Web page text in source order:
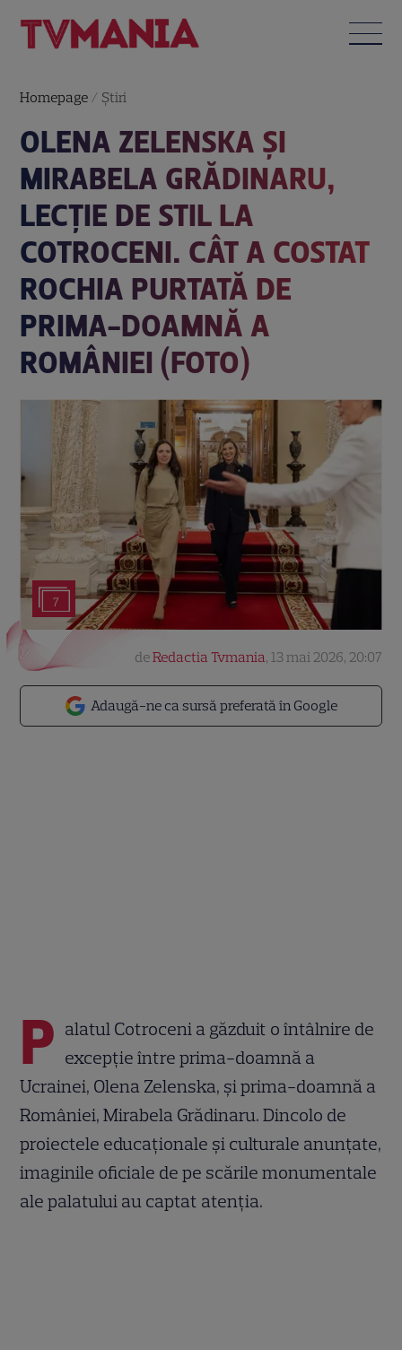
Homepage / Știri
OLENA ZELENSKA ȘI
MIRABELA GRĂDINARU,
LECȚIE DE STIL LA
COTROCENI. CÂT A COSTAT
ROCHIA PURTATĂ DE
PRIMA-DOAMNĂ A
ROMÂNIEI (FOTO)
7
Adaugă-ne ca sursă preferată în Google
deRedactia Tvmania, 13 mai 2026, 20:07
P alatul Cotroceni a găzduit o întâlnire de
excepție între prima-doamnă a
Ucrainei, Olena Zelenska, și prima-doamnă a
României, Mirabela Grădinaru. Dincolo de
proiectele educaționale și culturale anunțate,
imaginile oficiale de pe scările monumentale
ale palatului au captat atenția.